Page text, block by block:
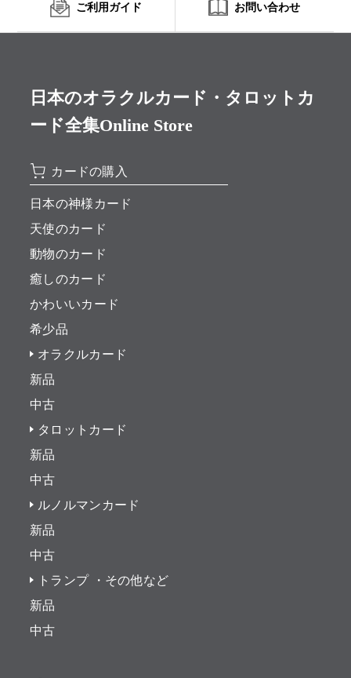
ご利用ガイド お問い合わせ
日本のオラクルカード・タロットカ
ード全集Online Store
カードの購入
日本の神様カード
天使のカード
動物のカード
癒しのカード
かわいいカード
希少品
オラクルカード
新品
中古
タロットカード
新品
中古
ルノルマンカード
新品
中古
トランプ ・その他など
新品
中古